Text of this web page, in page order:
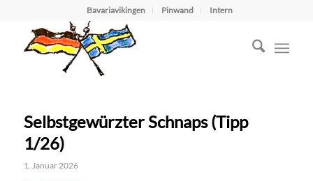
Bavariavikingen Pinwand Intern
Selbstgewürzter Schnaps (Tipp
1/26)
1. Januar 2026